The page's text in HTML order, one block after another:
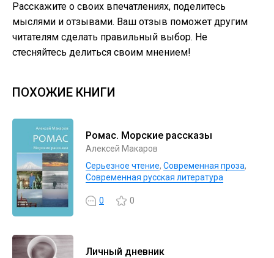
Расскажите о своих впечатлениях, поделитесь
мыслями и отзывами. Ваш отзыв поможет другим
читателям сделать правильный выбор. Не
стесняйтесь делиться своим мнением!
ПОХОЖИЕ КНИГИ
Ромас. Морские рассказы
Алексей Макаров
Серьезное чтение, Современная проза,
Современная русская литература
0 0
Личный дневник